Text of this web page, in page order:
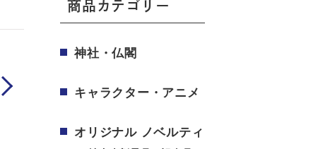
Next
商品カテゴリー
神社・仏閣
キャラクター・アニメ
オリジナル ノベルティ